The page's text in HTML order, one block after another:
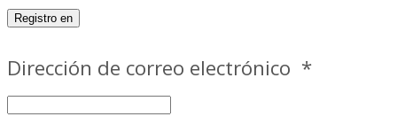
Registro en
Dirección de correo electrónico *